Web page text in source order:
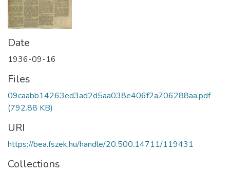
Date
1936-09-16
Files
09caabb14263ed3ad2d5aa038e406f2a706288aa.pdf
(792.88 KB)
URI
https://bea.fszek.hu/handle/20.500.14711/119431
Collections